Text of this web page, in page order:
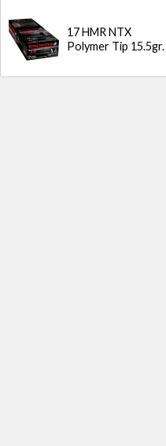
17 HMR NTX
Polymer Tip 15.5gr.